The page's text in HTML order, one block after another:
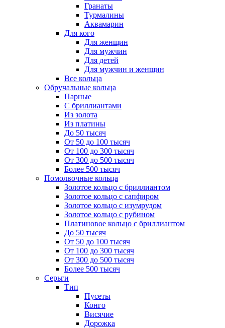
Гранаты
Турмалины
Аквамарин
Для кого
Для женщин
Для мужчин
Для детей
Для мужчин и женщин
Все кольца
Обручальные кольца
Парные
С бриллиантами
Из золота
Из платины
До 50 тысяч
От 50 до 100 тысяч
От 100 до 300 тысяч
От 300 до 500 тысяч
Более 500 тысяч
Помолвочные кольца
Золотое кольцо с бриллиантом
Золотое кольцо с сапфиром
Золотое кольцо с изумрудом
Золотое кольцо с рубином
Платиновое кольцо с бриллиантом
До 50 тысяч
От 50 до 100 тысяч
От 100 до 300 тысяч
От 300 до 500 тысяч
Более 500 тысяч
Серьги
Тип
Пусеты
Конго
Висячие
Дорожка